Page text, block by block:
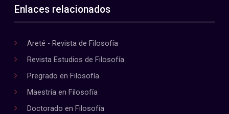
Enlaces relacionados
Areté - Revista de Filosofía
Revista Estudios de Filosofía
Pregrado en Filosofía
Maestría en Filosofía
Doctorado en Filosofía